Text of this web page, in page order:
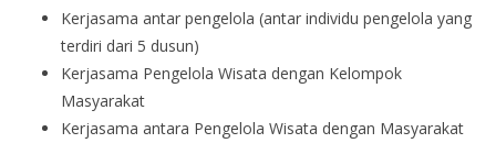
Kerjasama antar pengelola (antar individu pengelola yang
terdiri dari 5 dusun)
Kerjasama Pengelola Wisata dengan Kelompok
Masyarakat
Kerjasama antara Pengelola Wisata dengan Masyarakat